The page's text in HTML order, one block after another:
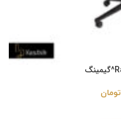
تومان